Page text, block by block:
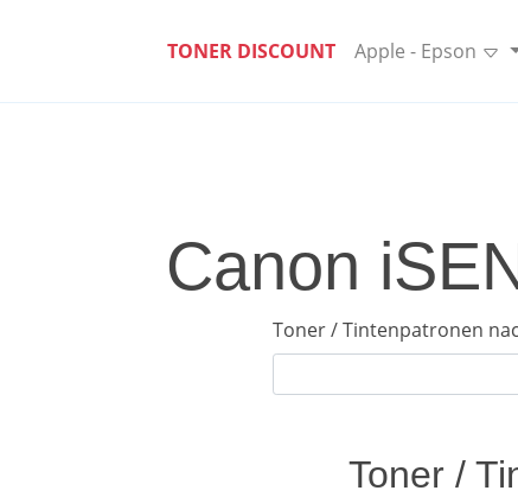
TONER DISCOUNT Apple - Epson
Canon
Toner / Tintenpatronen
Toner /